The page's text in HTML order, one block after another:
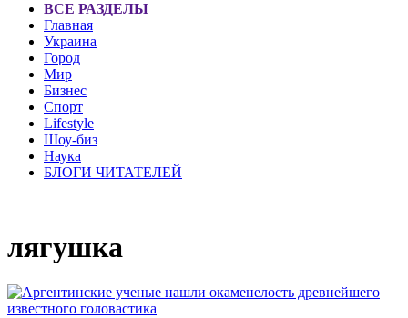
ВСЕ РАЗДЕЛЫ
Главная
Украина
Город
Мир
Бизнес
Спорт
Lifestyle
Шоу-биз
Наука
БЛОГИ ЧИТАТЕЛЕЙ
лягушка